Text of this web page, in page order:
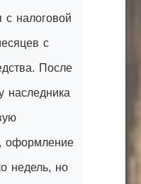
с налоговой
с
После
наследника
оформление
недель, но